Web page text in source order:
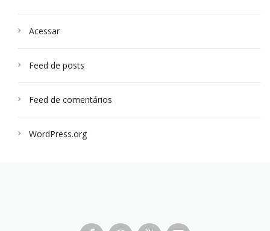
Acessar
Feed de posts
Feed de comentários
WordPress.org